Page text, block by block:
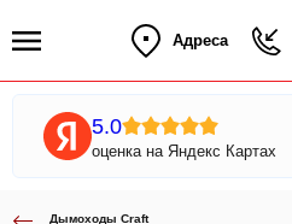
Адреса
5.0
оценка на Яндекс Картах
Дымоходы Craft